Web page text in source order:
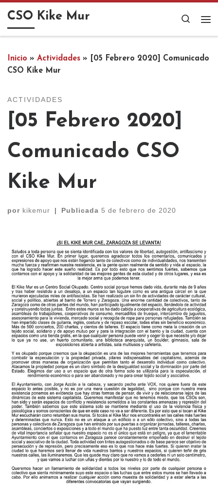
Saltar al contenido
CSO Kike Mur
Search
Inicio » Actividades »
[05 Febrero 2020] Comunicado
CSO Kike Mur
ACTIVIDADES
[05 Febrero 2020]
Comunicado CSO
Kike Mur
por kikemur | Publicada 5 de febrero de 2020